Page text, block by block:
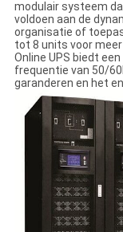
modulair systeem
voldoen aan de
organisatie of
tot 8 units voor
Online UPS biedt
frequentie van 50/
garanderen en het